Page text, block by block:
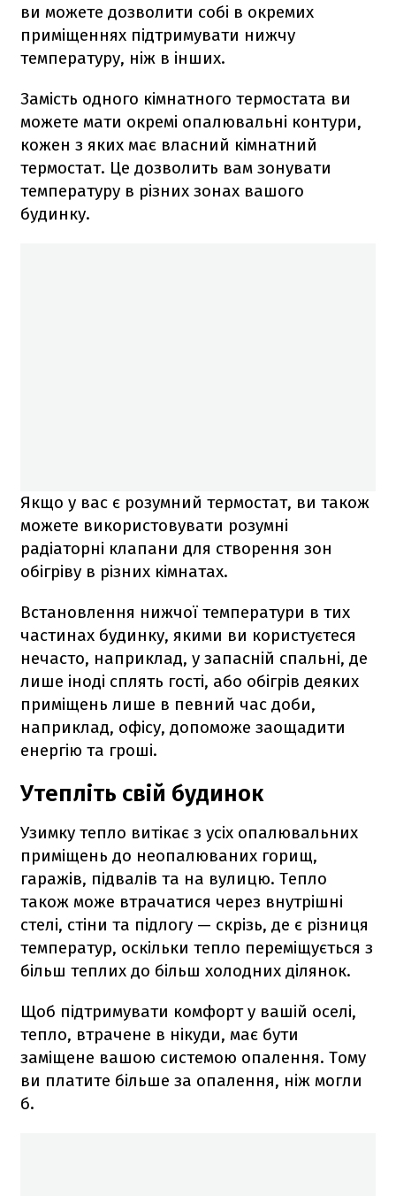
ви можете дозволити собі в окремих
приміщеннях підтримувати нижчу
температуру, ніж в інших.
Замість одного кімнатного термостата ви
можете мати окремі опалювальні контури,
кожен з яких має власний кімнатний
термостат. Це дозволить вам зонувати
температуру в різних зонах вашого
будинку.
Якщо у вас є розумний термостат, ви також
можете використовувати розумні
радіаторні клапани для створення зон
обігріву в різних кімнатах.
Встановлення нижчої температури в тих
частинах будинку, якими ви користуєтеся
нечасто, наприклад, у запасній спальні, де
лише іноді сплять гості, або обігрів деяких
приміщень лише в певний час доби,
наприклад, офісу, допоможе заощадити
енергію та гроші.
Утепліть свій будинок
Узимку тепло витікає з усіх опалювальних
приміщень до неопалюваних горищ,
гаражів, підвалів та на вулицю. Тепло
також може втрачатися через внутрішні
стелі, стіни та підлогу — скрізь, де є різниця
температур, оскільки тепло переміщується з
більш теплих до більш холодних ділянок.
Щоб підтримувати комфорт у вашій оселі,
тепло, втрачене в нікуди, має бути
заміщене вашою системою опалення. Тому
ви платите більше за опалення, ніж могли
б.